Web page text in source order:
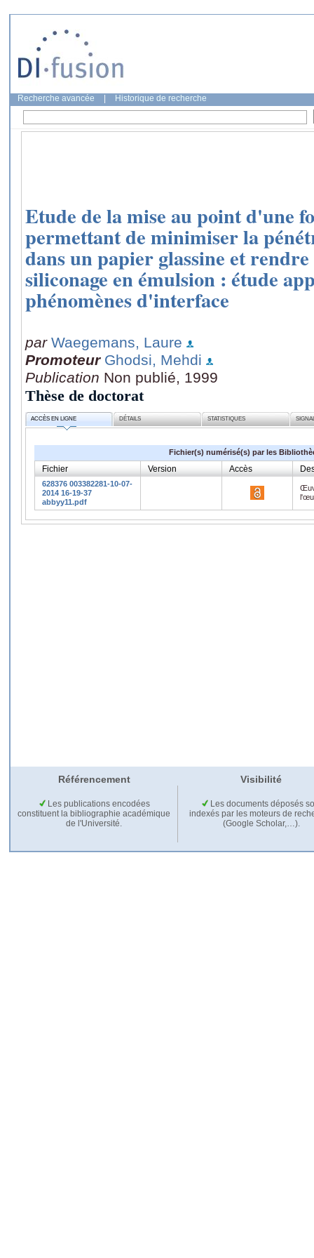
Recherche avancée Historique de recherche
Etude de la mise au point d'une
permettant de minimiser la
dans un papier glassine et
siliconage en émulsion : étude
phénomènes d'interface
par Waegemans, Laure
Promoteur Ghodsi, Mehdi
Publication Non publié, 1999
Thèse de doctorat
ACCÈS EN LIGNE DÉTAILS STATISTIQUES
Fichier(s) numérisé(s) par les
Fichier Version Accès
628376 003382281-10-07-
2014 16-19-37
abbyy11.pdf
Référencement Visibilité
Les publications encodées
constituent la bibliographie académique
de l'Université.
Les documents déposés
indexés par les moteurs de
(Google Scholar,…).